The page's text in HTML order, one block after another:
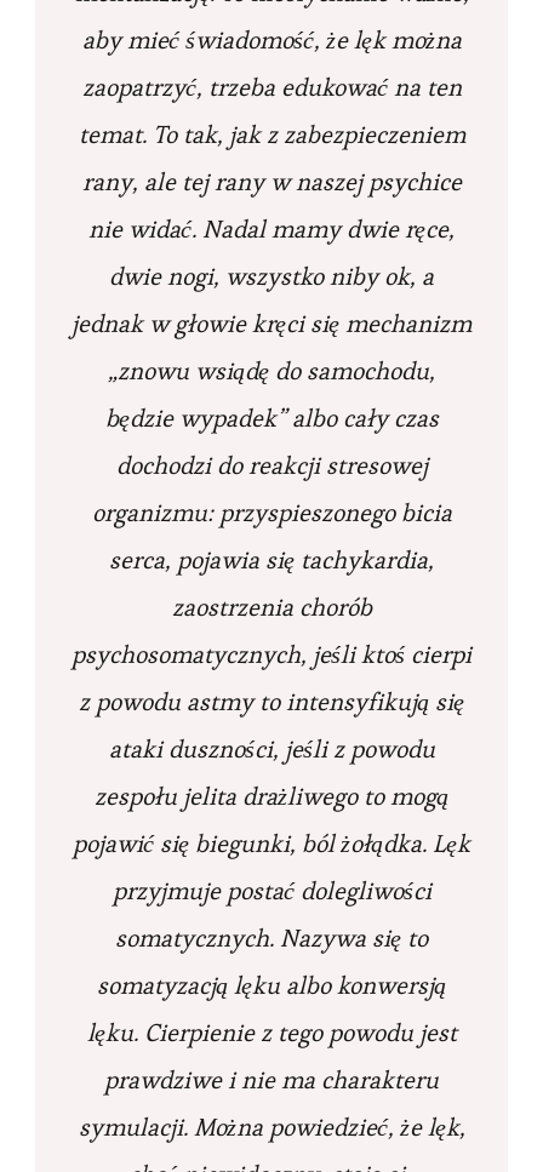
aby mieć świadomość, że lęk można
zaopatrzyć, trzeba edukować na ten
temat. To tak, jak z zabezpieczeniem
rany, ale tej rany w naszej psychice
nie widać. Nadal mamy dwie ręce,
dwie nogi, wszystko niby ok, a
jednak w głowie kręci się mechanizm
„znowu wsiądę do samochodu,
będzie wypadek” albo cały czas
dochodzi do reakcji stresowej
organizmu: przyspieszonego bicia
serca, pojawia się tachykardia,
zaostrzenia chorób
psychosomatycznych, jeśli ktoś cierpi
z powodu astmy to intensyfikują się
ataki duszności, jeśli z powodu
zespołu jelita drażliwego to mogą
pojawić się biegunki, ból żołądka. Lęk
przyjmuje postać dolegliwości
somatycznych. Nazywa się to
somatyzacją lęku albo konwersją
lęku. Cierpienie z tego powodu jest
prawdziwe i nie ma charakteru
symulacji. Można powiedzieć, że lęk,